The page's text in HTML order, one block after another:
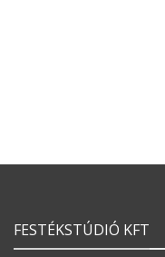
FESTÉKSTÚDIÓ KFT